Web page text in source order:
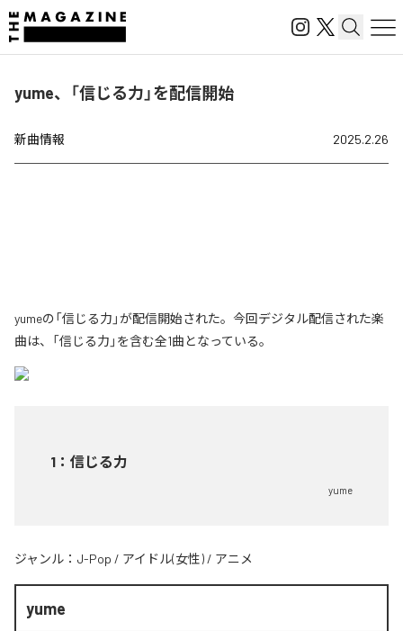
yume、「信じる力」を配信開始
新曲情報 2025.2.26
yumeの「信じる力」が配信開始された。今回デジタル配信された楽
曲は、「信じる力」を含む全1曲となっている。
1 ： 信じる力
yume
ジャンル： J-Pop / アイドル(女性) / アニメ
yume